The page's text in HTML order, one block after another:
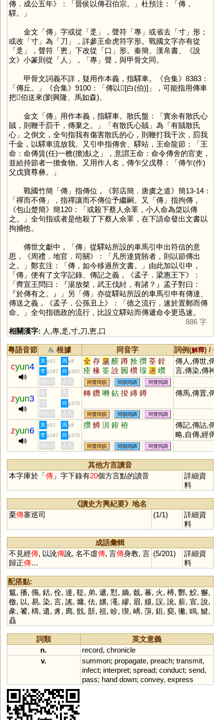
傳．成公五年》：「晉侯以傳召伯宗。」杜預注：「傳，
驛。」
金文「傳」字或從「辵 」，聲符「專」或省去「寸」形；
或改「寸」為「刀 」，詳參王命虎符字形。戰國文字亦有從
「辵 」，聲符「叀」下改從「口 」形。秦簡、漢帛書、《說
文》小篆則從「人 」，「專」聲，與甲骨文同。
甲骨文詞義不詳，疑用作本義，指驛車。《合集》8383：
「傳丘。」《合集》9100：「傳以𥁑[白(伯)]」，可能指用傳車
把𥁑伯送來(劉興隆、馬如森)。
金文「傳」用作本義，指驛車。散氏盤：「實余有散氏心
賊，則鞭千罰千，傳棄之。」「有散氏心賊」為「有賊散氏
心」之倒文，全句指我有傷害散氏的心，則鞭打我千次，罰我
千金，以驛車流放我。又引申指傳舍、驛站，王命龍節：「王
命：命傳賃(任)一檐(擔)飤之」，意謂王命：命令傳舍的官吏，
並給持節者一擔食物。又用作人名，傳乍父戊尊：「傳乍(作)
父戊寶尊彝。」
戰國竹簡「傳」指傳位，《郭店簡．唐虞之道》簡13-14：
「禪而不傳」，指禪讓而不傳位予繼嗣。又「傳」指拘傳，
《包山楚簡》簡120：「或殺下蔡人佘睪，小人命為棨以傳
之。」全句指或者是他殺了下蔡人佘睪，在下請命發出文書以
拘捕他。
傳世文獻中，「傳」從驛站所設的車馬引申出符信的意
思，《周禮．地官．司關》：「凡所達貨賄者，則以節傳出
之。」鄭玄注：「傳，如今移過所文書。」由此加以引申，
「傳」便有了文字記錄、傳記之義，《孟子．梁惠王下》：
「齊宣王問曰：『湯放桀，武王伐紂，有諸？』孟子對曰：
『於傳有之。』」另「傳」亦從驛站所設的車馬引申有傳達、
傳送之義，《孟子．公孫丑上》：「德之流行，速於置郵而傳
命。」全句指德政的流行，比設立驛站而傳遞命令更迅速。
886 字
相關漢字: 人,專,辵,寸,刀,叀,口
粵語音節 & 根據 同音字 詞例(解釋) /
cyun4
黃 p52 周 p8 全 存 泉 醛 蹲 拴 攢 荃 銓
痊 椽 筌 詮 圌 欑 瑔 遄 巑
恮 菆 壿 灥 拵 姾 縓 駩 椯
暷 絟 謜 鐉 袸 蟤 跧 輇 歂
佺 牷
傳人,傳世,傳
言,傳染,傳神,
傳教,傳授,傳
媒,傳統,傳說,
傳達,傳誦,傳
播,傳奇*,傳宗
傳,言傳身教
李 p297 何 p385
HKLS 人文 同聲同韻 同韻同調 同聲同調
zyun3
黃 周 轉 鑽 囀 鉆 捘 縳 鐏 傳馬,傳置,傳
李 何 p376
HKLS 人文 同聲同韻 同韻同調 同聲同調
zyun6
黃 p52 周 p8 攢 鱒 汌 銌 袸
傳記,傳詁,傳
略,自傳,經傳,
《左傳》,傳
李 p297 何 p376
HKLS 人文 同聲同韻 同韻同調 同聲同調
其他方言讀音
本字庫於「傳」字下錄有20個方言點的讀音
詳細資
料
《讀史方輿紀要》地名
栗傳寨巡司 (1/1)
詳細資
料
成語彙輯
不見經傳, 以訛傳訛, 名不虛傳, 言傳身教, 言
歸正傳…
(5/201)
詳細資
料
配搭點:
魃, 播, 儩, 銛, 佺, 達, 鞮, 弟, 遞, 懟, 嫡, 臷, 蕃, 火, 榑, 酆, 鮫, 獬,
檄, 以, 易, 染, 言, 謠, 墉, 佉, 嫘, 澠, 繆, 眉, 嫫, 誤, 訛, 薪, 宣, 說,
彖, 饕, 檮, 遺, 豸, 廌, 戩, 斮, 祖, 眕, 猰, 嶠, 蓱, 鉏, 窫, 獙, 瞗, 鰎,
贔
詞類
英文意義
n.
record, chronicle
v.
summon; propagate, preach; transmit,
infect; interpret; spread; conduct; send,
pass; hand down; convey, express